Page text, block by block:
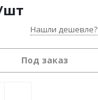
Нашли дешевле?
Под заказ